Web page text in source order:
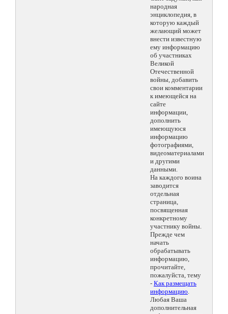
народная
энциклопедия, в
которую каждый
желающий может
внести известную
ему информацию
об участниках
Великой
Отечественной
войны, добавить
свои комментарии
к имеющейся на
сайте
информации,
дополнить
имеющуюся
информацию
фотографиями,
видеоматериалами
и другими
данными.
На каждого воина
заводится
отдельная
страница,
посвященная
конкретному
участнику войны.
Прежде чем
начать
обрабатывать
информацию,
прочитайте,
пожалуйста, тему
- Как размещать
информацию.
Любая Ваша
дополнительная